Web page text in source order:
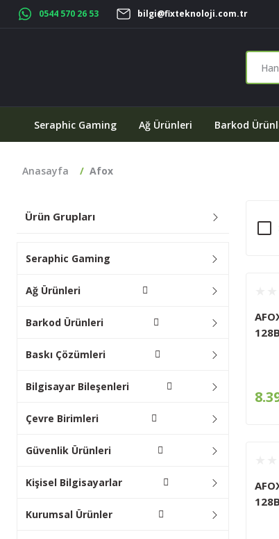
0544 570 26 53 bilgi@fixteknoloji.com.tr
Seraphic Gaming Ağ Ürünleri Barkod
Anasayfa Afox
Ürün Grupları
Seraphic Gaming
Ağ Ürünleri
Barkod Ürünleri
Baskı Çözümleri
Bilgisayar Bileşenleri
Çevre Birimleri
Güvenlik Ürünleri
Kişisel Bilgisayarlar
Kurumsal Ürünler